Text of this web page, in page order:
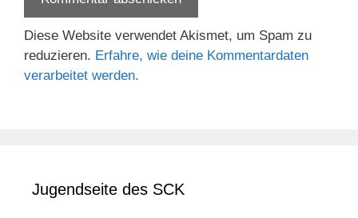
Diese Website verwendet Akismet, um Spam zu
reduzieren. Erfahre, wie deine Kommentardaten
verarbeitet werden.
Jugendseite des SCK